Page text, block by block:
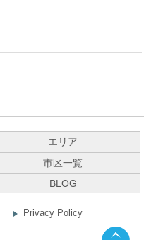
エリア
市区一覧
BLOG
Privacy Policy